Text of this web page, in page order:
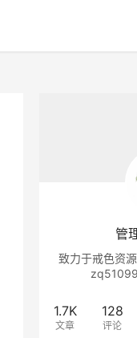
管
致力于戒色资
zq51099
1.7K
文章
128
评论